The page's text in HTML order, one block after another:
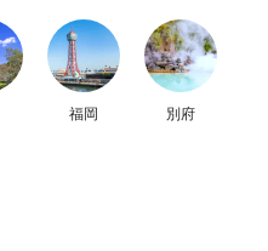
福岡 別府